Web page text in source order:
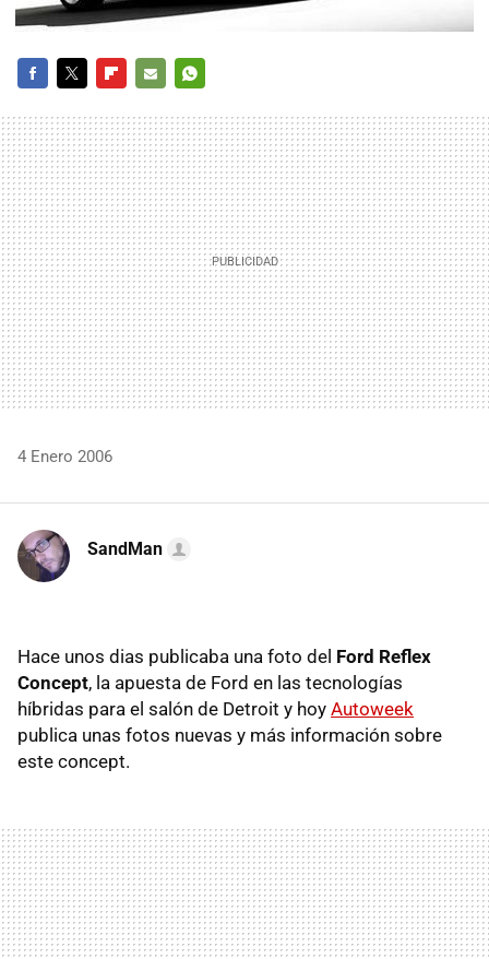
MAIL
4 Enero 2006
SandMan
Hace unos dias publicaba una foto del Ford Reflex
Concept, la apuesta de Ford en las tecnologías
híbridas para el salón de Detroit y hoy Autoweek
publica unas fotos nuevas y más información sobre
este concept.